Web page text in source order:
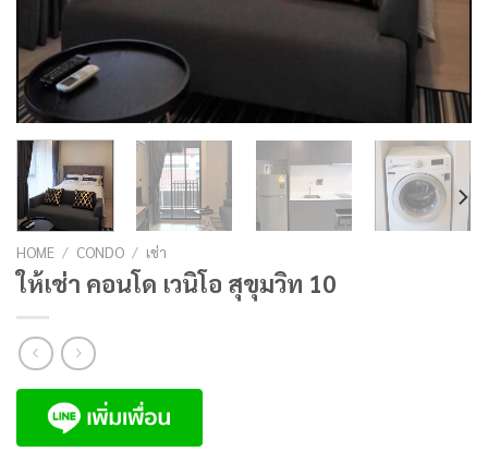
HOME / CONDO / เช่า
ให้เช่า คอนโด เวนิโอ สุขุมวิท 10